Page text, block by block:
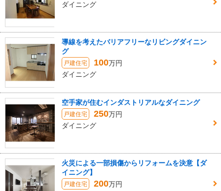
ダイニング
導線を考えたバリアフリーなリビングダイニン
グ
戸建住宅 100万円
ダイニング
空手家が住むインダストリアルなダイニング
戸建住宅 250万円
ダイニング
火災による一部損傷からリフォームを決意【ダ
イニング】
戸建住宅 200万円